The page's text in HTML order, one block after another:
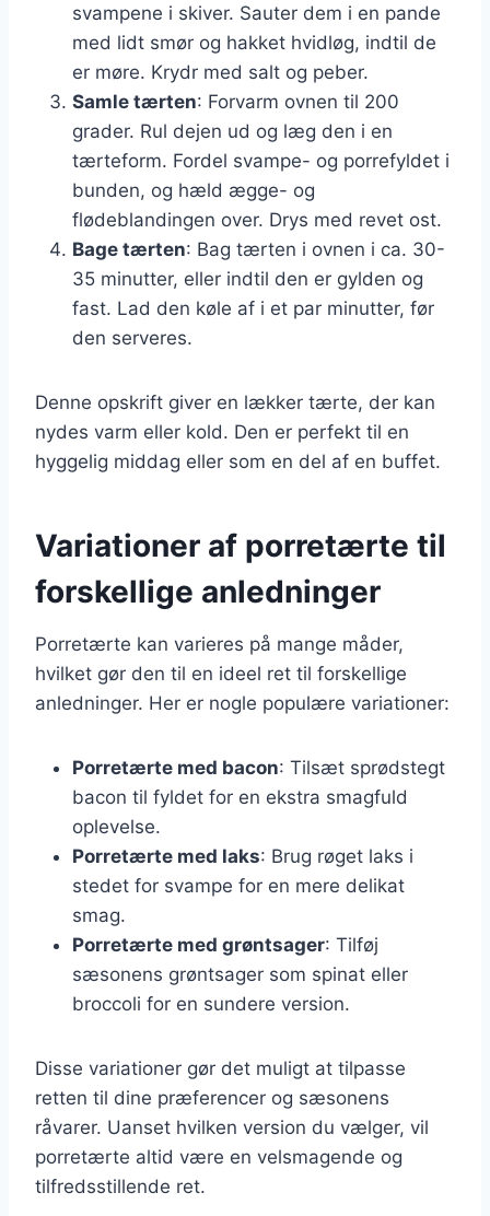
svampene i skiver. Sauter dem i en pande
med lidt smør og hakket hvidløg, indtil de
er møre. Krydr med salt og peber.
Samle tærten: Forvarm ovnen til 200
grader. Rul dejen ud og læg den i en
tærteform. Fordel svampe- og porrefyldet i
bunden, og hæld ægge- og
flødeblandingen over. Drys med revet ost.
Bage tærten: Bag tærten i ovnen i ca. 30-
35 minutter, eller indtil den er gylden og
fast. Lad den køle af i et par minutter, før
den serveres.
Denne opskrift giver en lækker tærte, der kan
nydes varm eller kold. Den er perfekt til en
hyggelig middag eller som en del af en buffet.
Variationer af porretærte til
forskellige anledninger
Porretærte kan varieres på mange måder,
hvilket gør den til en ideel ret til forskellige
anledninger. Her er nogle populære variationer:
Porretærte med bacon: Tilsæt sprødstegt
bacon til fyldet for en ekstra smagfuld
oplevelse.
Porretærte med laks: Brug røget laks i
stedet for svampe for en mere delikat
smag.
Porretærte med grøntsager: Tilføj
sæsonens grøntsager som spinat eller
broccoli for en sundere version.
Disse variationer gør det muligt at tilpasse
retten til dine præferencer og sæsonens
råvarer. Uanset hvilken version du vælger, vil
porretærte altid være en velsmagende og
tilfredsstillende ret.